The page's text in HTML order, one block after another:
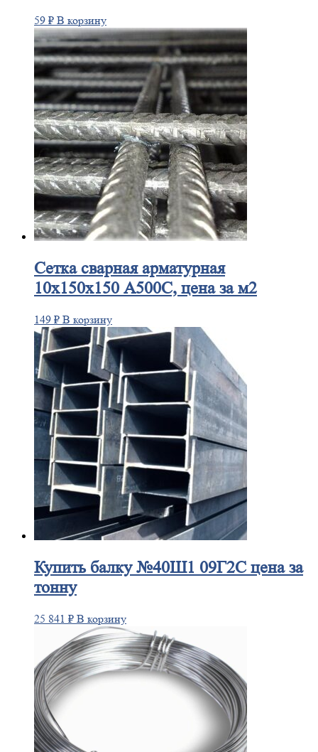
59 ₽ В корзину
Сеткасварная арматурная
10х150х150 А500С, цена за м2
149 ₽ В корзину
Купитьбалку №40Ш1 09Г2С цена за
тонну
25 841 ₽ В корзину